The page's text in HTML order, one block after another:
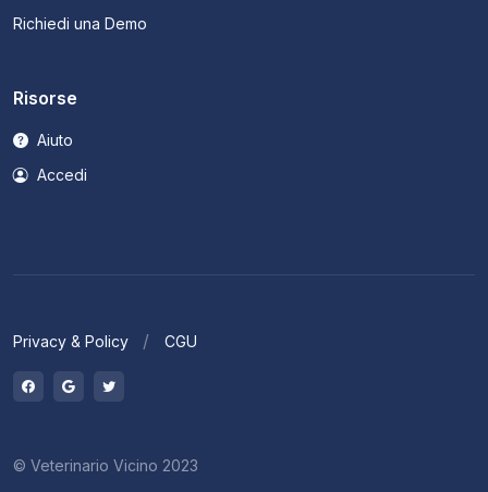
Richiedi una Demo
Risorse
Aiuto
Accedi
Privacy & Policy CGU
© Veterinario Vicino 2023